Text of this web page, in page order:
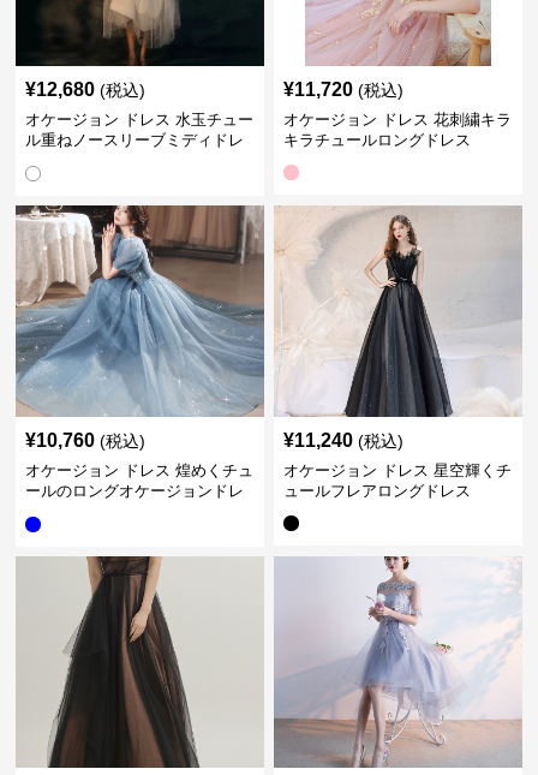
¥12,680 (税込)
オケージョン ドレス 水玉チュー
ル重ねノースリーブミディドレ
¥11,720 (税込)
オケージョン ドレス 花刺繍キラ
キラチュールロングドレス
¥10,760 (税込)
オケージョン ドレス 煌めくチュ
ールのロングオケージョンドレ
¥11,240 (税込)
オケージョン ドレス 星空輝くチ
ュールフレアロングドレス